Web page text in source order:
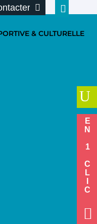
& CULTURELLE
U
EN 1 CLIC
